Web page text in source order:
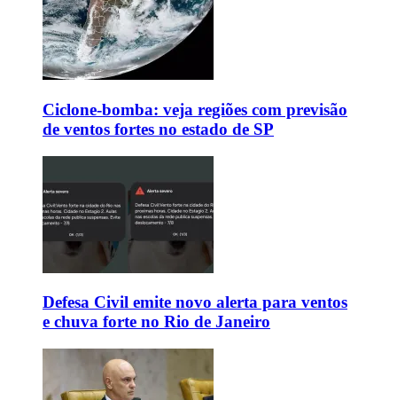
Ciclone-bomba: veja regiões com previsão
de ventos fortes no estado de SP
Defesa Civil emite novo alerta para ventos
e chuva forte no Rio de Janeiro